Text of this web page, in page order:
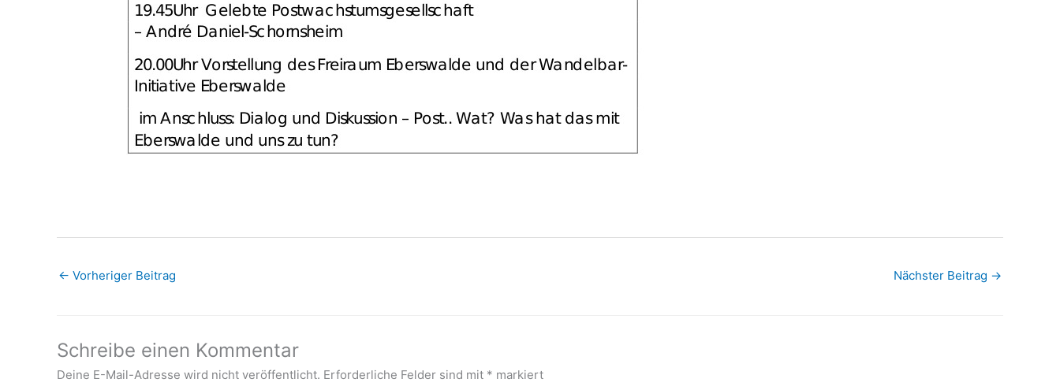
← Vorheriger Beitrag Nächster Beitrag →
Schreibe einen Kommentar
Deine E-Mail-Adresse wird nicht veröffentlicht. Erforderliche Felder sind mit * markiert